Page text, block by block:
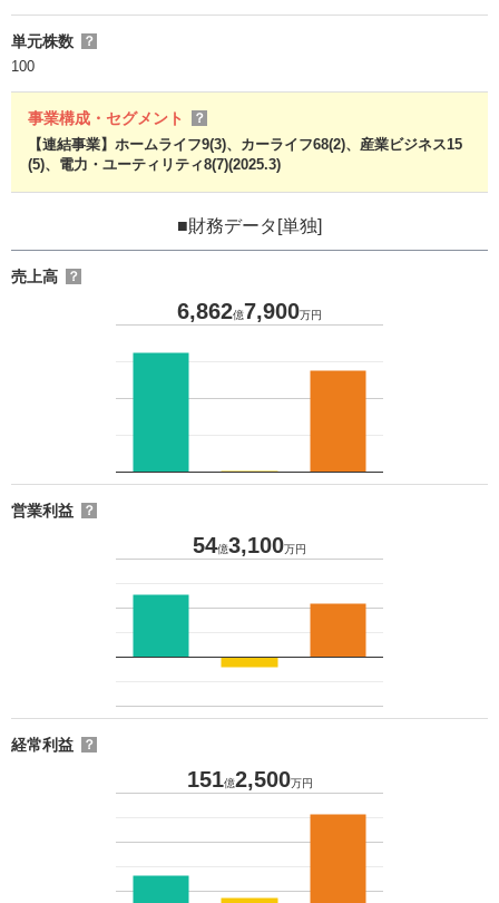
単元株数 ？
100
事業構成・セグメント ？
【連結事業】ホームライフ9(3)、カーライフ68(2)、産業ビジネス15
(5)、電力・ユーティリティ8(7)(2025.3)
■財務データ[単独]
売上高 ？
6,862億7,900万円
営業利益 ？
54億3,100万円
経常利益 ？
151億2,500万円